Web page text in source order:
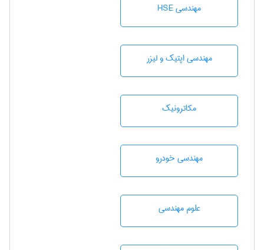
مهندسی HSE
مهندسی اپتیک و لیزر
مکاترونیک
مهندسی خودرو
علوم مهندسی